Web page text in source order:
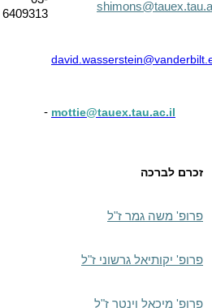
6409313
- mottie@tauex.tau.ac.il
זכרם לברכה
פרופ' משה גמר ז"ל
פרופ' יקותיאל גרשוני ז"ל
פרופ' מיכאל וינטר ז"ל